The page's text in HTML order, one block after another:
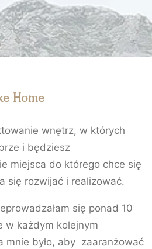
Home
wnętrz, w których
i będziesz
miejsca do którego chce się
się rozwijać i realizować.
się ponad 10
w każdym kolejnym
mnie było, aby zaaranżować